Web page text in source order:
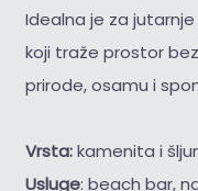
Idealna je za
koji traže prostor
prirode, osamu i
Vrsta:kamenita i
Usluge: beach bar,